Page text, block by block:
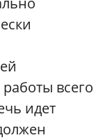
всего
идет